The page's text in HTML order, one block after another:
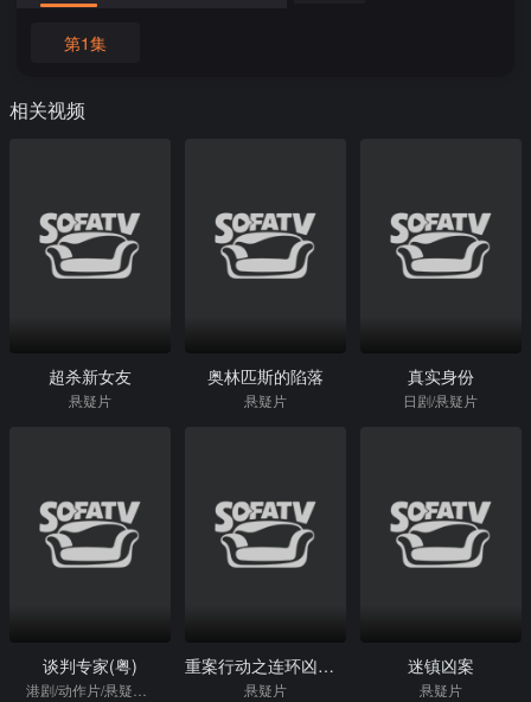
第1集
相关视频
超杀新女友
悬疑片
奥林匹斯的陷落
悬疑片
真实身份
日剧/悬疑片
谈判专家(粤) 重案行动之连环凶杀(国)
悬疑片
迷镇凶案
悬疑片